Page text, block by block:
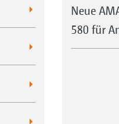
Neue
580 für